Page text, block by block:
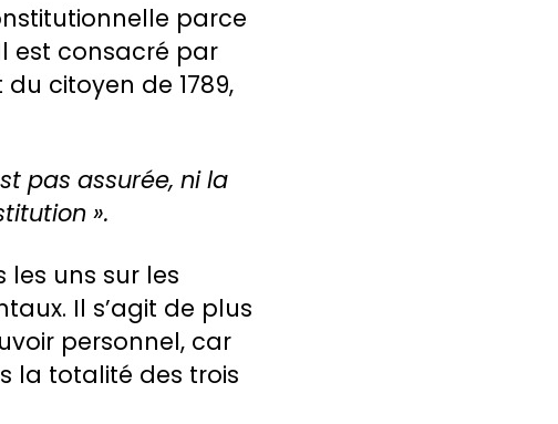
parce
est consacré par
citoyen de 1789,
pas assurée, ni la
».
les uns sur les
Il s’agit de plus
personnel, car
la totalité des trois